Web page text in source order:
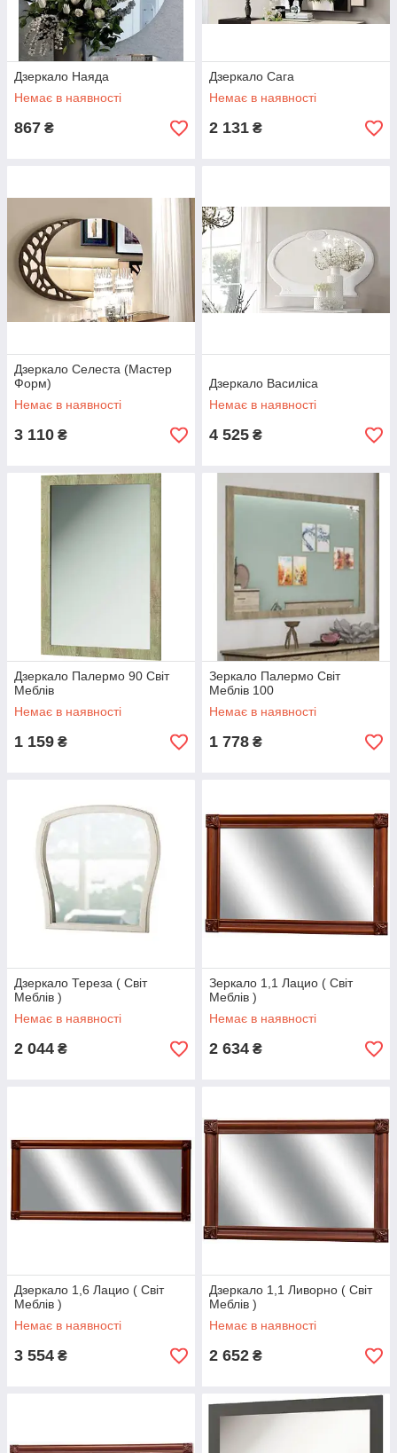
Дзеркало Наяда
Немає в наявності
867 ₴
Дзеркало Сага
Немає в наявності
2 131 ₴
Дзеркало Селеста (Мастер
Форм)
Немає в наявності
3 110 ₴
Дзеркало Василіса
Немає в наявності
4 525 ₴
Дзеркало Палермо 90 Світ
Меблів
Немає в наявності
1 159 ₴
Зеркало Палермо Світ
Меблів 100
Немає в наявності
1 778 ₴
Дзеркало Тереза ( Світ
Меблів )
Немає в наявності
2 044 ₴
Зеркало 1,1 Лацио ( Світ
Меблів )
Немає в наявності
2 634 ₴
Дзеркало 1,6 Лацио ( Світ
Меблів )
Немає в наявності
3 554 ₴
Дзеркало 1,1 Ливорно ( Світ
Меблів )
Немає в наявності
2 652 ₴